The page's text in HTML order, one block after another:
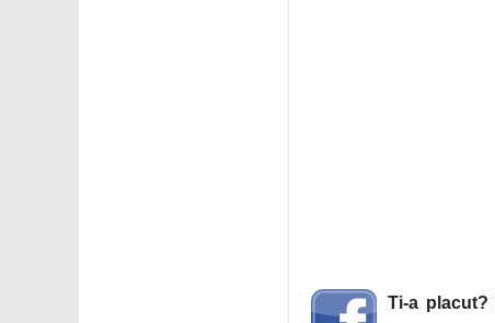
Ti-a placut?